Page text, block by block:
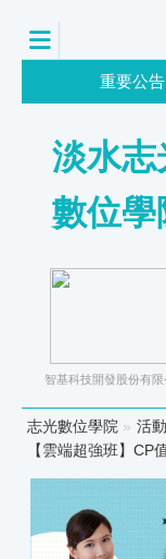
重要公告
淡水志
數位學
智基科技開發股份有
志光數位學院 » 活
【雲端超強班】CP